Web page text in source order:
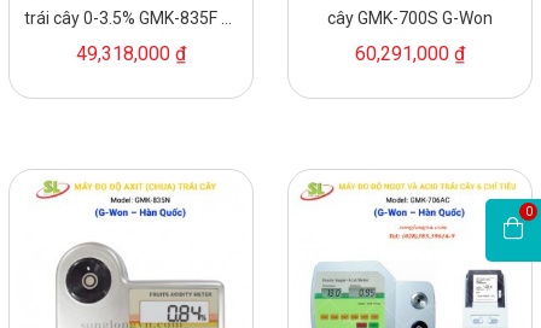
0
trái cây 0-3.5% GMK-835F G-
Won
49,318,000 ₫
cây GMK-700S G-Won
60,291,000 ₫